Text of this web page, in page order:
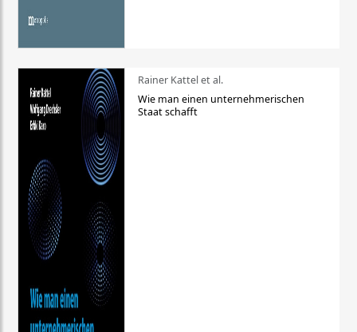
Rainer Kattel et al.
Wie man einen unternehmerischen
Staat schafft